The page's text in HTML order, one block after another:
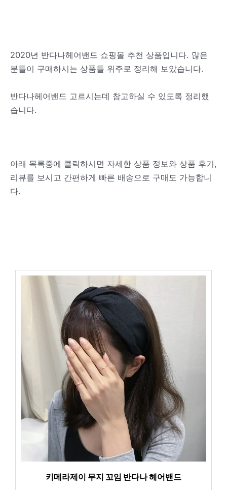
2020년 반다나헤어밴드 쇼핑몰 추천 상품입니다. 많은
분들이 구매하시는 상품들 위주로 정리해 보았습니다.
반다나헤어밴드 고르시는데 참고하실 수 있도록 정리했
습니다.
아래 목록중에 클릭하시면 자세한 상품 정보와 상품 후기,
리뷰를 보시고 간편하게 빠른 배송으로 구매도 가능합니
다.
키메라제이 무지 꼬임 반다나 헤어밴드